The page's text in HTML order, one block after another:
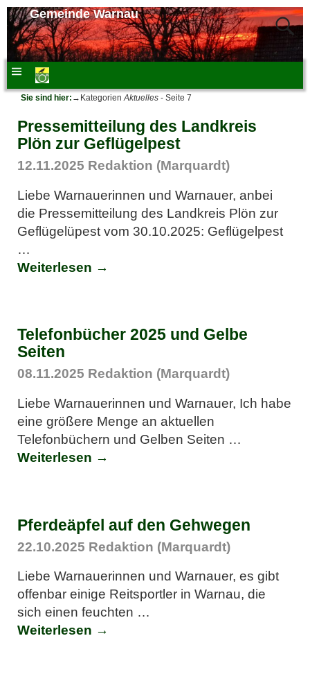
Gemeinde Warnau
Sie sind hier: →KategorienAktuelles - Seite 7
Pressemitteilung des Landkreis
Plön zur Geflügelpest
12.11.2025 Redaktion (Marquardt)
Liebe Warnauerinnen und Warnauer, anbei
die Pressemitteilung des Landkreis Plön zur
Geflügelüpest vom 30.10.2025: Geflügelpest
…
Weiterlesen →
Telefonbücher 2025 und Gelbe
Seiten
08.11.2025 Redaktion (Marquardt)
Liebe Warnauerinnen und Warnauer, Ich habe
eine größere Menge an aktuellen
Telefonbüchern und Gelben Seiten …
Weiterlesen →
Pferdeäpfel auf den Gehwegen
22.10.2025 Redaktion (Marquardt)
Liebe Warnauerinnen und Warnauer, es gibt
offenbar einige Reitsportler in Warnau, die
sich einen feuchten …
Weiterlesen →